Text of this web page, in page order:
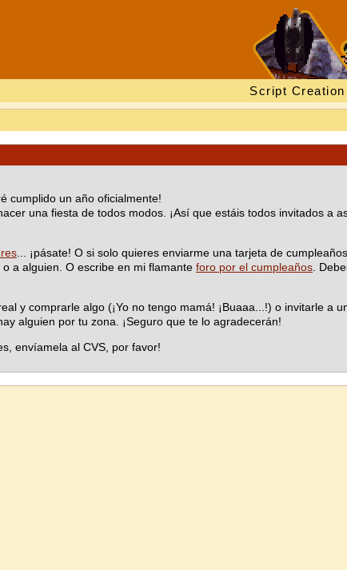
Script
cumplido un año oficialmente!
una fiesta de todos modos. ¡Así que estáis todos invitados a
... ¡pásate! O si solo quieres enviarme una tarjeta de
a alguien. O escribe en mi flamante foro por el cumpleaños .
y comprarle algo (¡Yo no tengo mamá! ¡Buaaa...!) o invitarle a
alguien por tu zona. ¡Seguro que te lo agradecerán!
envíamela al CVS, por favor!